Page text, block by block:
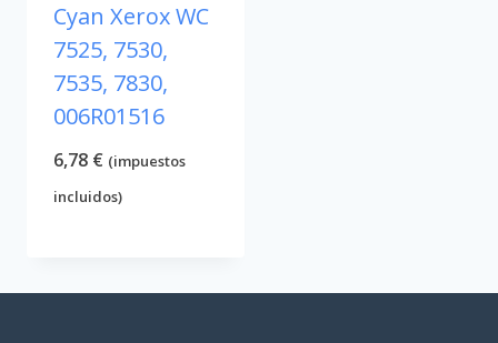
Cyan Xerox WC
7525, 7530,
7535, 7830,
006R01516
6,78 € (impuestos
incluidos)